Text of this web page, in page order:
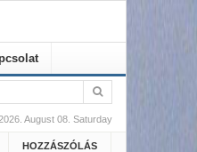
August 08. Saturday
HOZZÁSZÓLÁS